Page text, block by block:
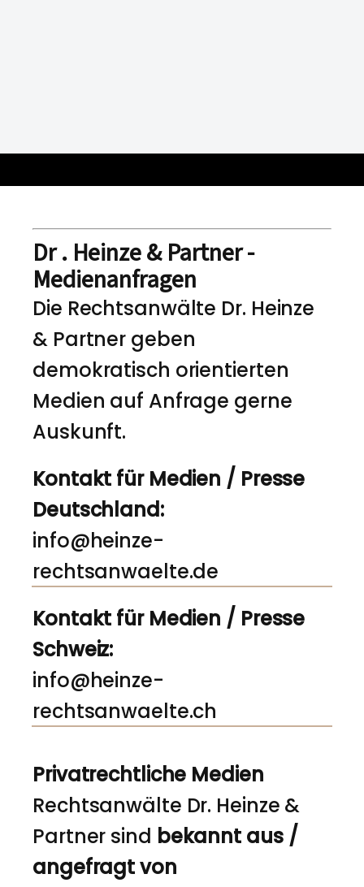
Dr . Heinze & Partner -
Medienanfragen
Die Rechtsanwälte Dr. Heinze
& Partner geben
demokratisch orientierten
Medien auf Anfrage gerne
Auskunft.
Kontakt für Medien / Presse
Deutschland:
info@heinze-
rechtsanwaelte.de
Kontakt für Medien / Presse
Schweiz:
info@heinze-
rechtsanwaelte.ch
Privatrechtliche Medien
Rechtsanwälte Dr. Heinze &
Partner sind bekannt aus /
angefragt von